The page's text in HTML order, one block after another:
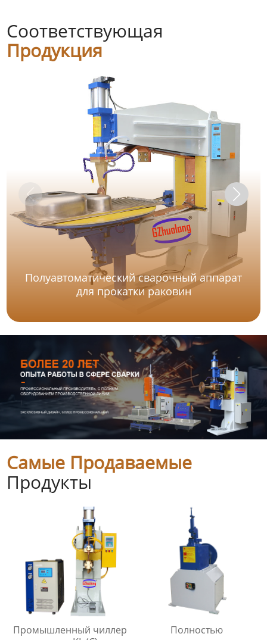
Соответствующая
Продукция
Полуавтоматический сварочный аппарат
для прокатки раковин
Самые Продаваемые
Продукты
Промышленный чиллер
Полностью